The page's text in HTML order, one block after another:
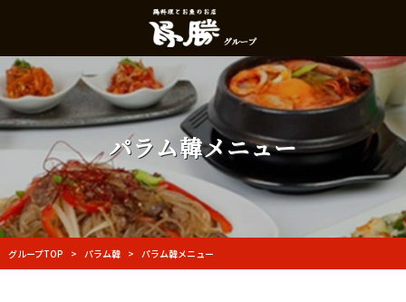
パラム韓メニュー
グループTOP > パラム韓 > パラム韓メニュー